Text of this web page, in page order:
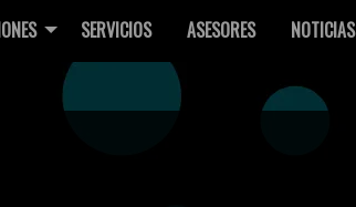
SERVICIOS ASESORES NOTICIAS